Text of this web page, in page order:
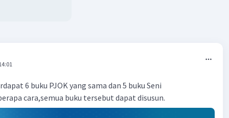
6 buku PJOK yang sama dan 5 buku Seni
cara,semua buku tersebut dapat disusun.